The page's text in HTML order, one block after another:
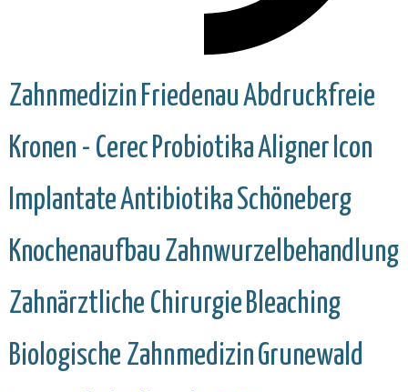
Zahnmedizin FriedenauAbdruckfreie
Kronen - Cerec ProbiotikaAligner Icon
ImplantateAntibiotikaSchöneberg
Knochenaufbau Zahnwurzelbehandlung
Zahnärztliche Chirurgie Bleaching
Biologische ZahnmedizinGrunewald